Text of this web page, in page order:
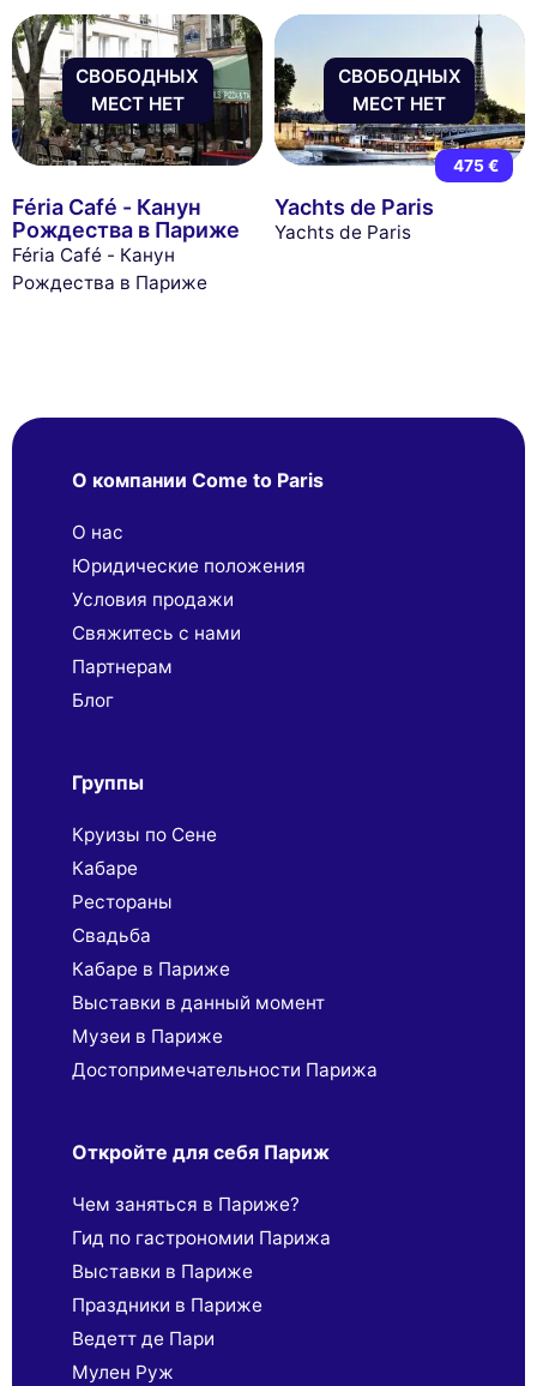
СВОБОДНЫХ
МЕСТ НЕТ
Féria Café - Канун
Рождества в Париже
Féria Café - Канун
Рождества в Париже
СВОБОДНЫХ
МЕСТ НЕТ
475 €
Yachts de Paris
Yachts de Paris
О компании Come to Paris
О нас
Юридические положения
Условия продажи
Свяжитесь с нами
Партнерaм
Блог
Группы
Круизы по Сене
Кабаре
Рестораны
Свадьба
Кабаре в Париже
Выставки в данный момент
Музеи в Париже
Достопримечательности Парижа
Откройте для себя Париж
Чем заняться в Париже?
Гид по гастрономии Парижа
Выставки в Париже
Праздники в Париже
Ведетт де Пари
Мулен Руж